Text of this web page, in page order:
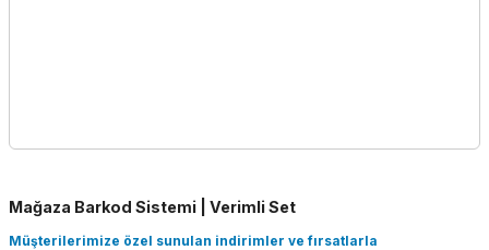
Mağaza Barkod Sistemi | Verimli Set
Müşterilerimize özel sunulan indirimler ve fırsatlarla